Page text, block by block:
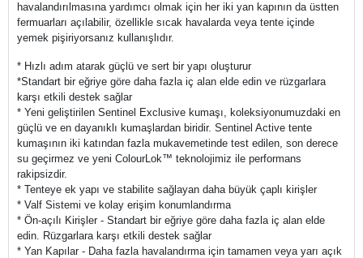
havalandırılmasına yardımcı olmak için her iki yan kapının da üstten
fermuarları açılabilir, özellikle sıcak havalarda veya tente içinde
yemek pişiriyorsanız kullanışlıdır.
* Hızlı adım atarak güçlü ve sert bir yapı oluşturur
*Standart bir eğriye göre daha fazla iç alan elde edin ve rüzgarlara
karşı etkili destek sağlar
* Yeni geliştirilen Sentinel Exclusive kumaşı, koleksiyonumuzdaki en
güçlü ve en dayanıklı kumaşlardan biridir. Sentinel Active tente
kumaşının iki katından fazla mukavemetinde test edilen, son derece
su geçirmez ve yeni ColourLok™ teknolojimiz ile performans
rakipsizdir.
* Tenteye ek yapı ve stabilite sağlayan daha büyük çaplı kirişler
* Valf Sistemi ve kolay erişim konumlandırma
* Ön-açılı Kirişler - Standart bir eğriye göre daha fazla iç alan elde
edin. Rüzgarlara karşı etkili destek sağlar
* Yan Kapılar - Daha fazla havalandırma için tamamen veya yarı açık